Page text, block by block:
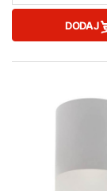
DODAJ